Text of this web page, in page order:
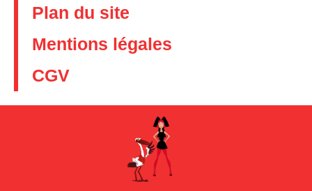
Plan du site
Mentions légales
CGV